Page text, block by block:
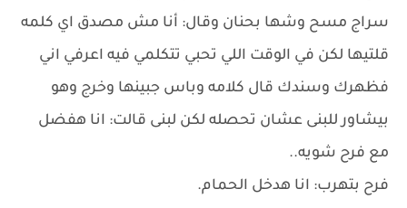
سراج مسح وشها بحنان وقال: أنا مش مصدق اي كلمه
قلتيها لكن في الوقت اللي تحبي تتكلمي فيه اعرفي اني
فظهرك وسندك قال كلامه وباس جبينها وخرج وهو
بيشاور للبنى عشان تحصله لكن لبنى قالت: انا هفضل
مع فرح شويه..
فرح بتهرب: انا هدخل الحمام.